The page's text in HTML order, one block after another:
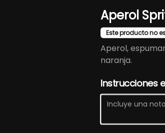
calidad y presentaciones cuidadas que
Aperol
Este producto no
Aperol,
naranja.
Instrucciones